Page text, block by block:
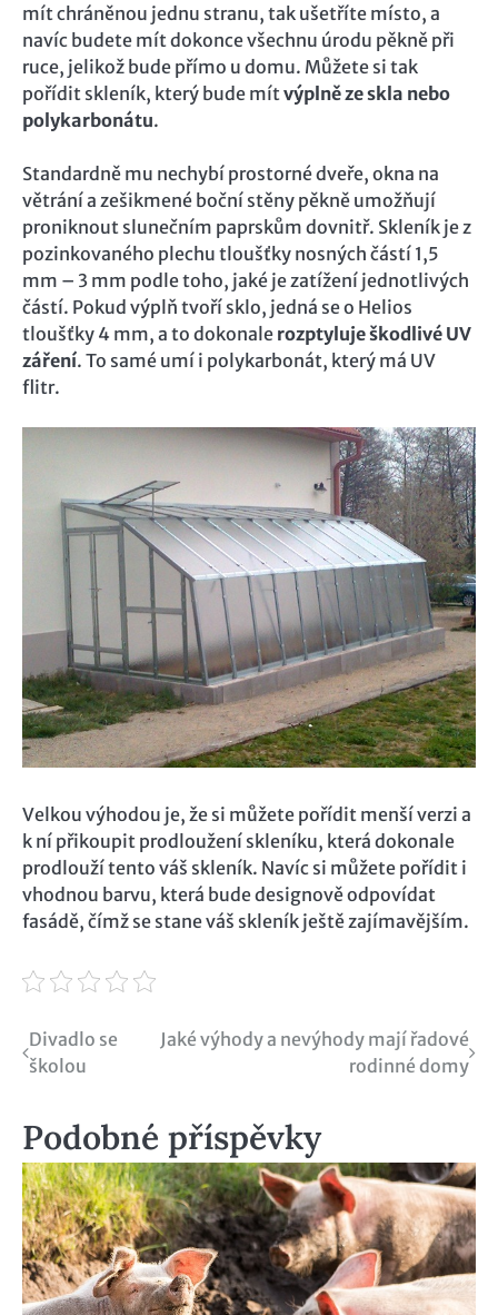
mít chráněnou jednu stranu, tak ušetříte místo, a
navíc budete mít dokonce všechnu úrodu pěkně při
ruce, jelikož bude přímo u domu. Můžete si tak
pořídit skleník, který bude mítvýplně ze skla nebo
polykarbonátu.
Standardně mu nechybí prostorné dveře, okna na
větrání a zešikmené boční stěny pěkně umožňují
proniknout slunečním paprskům dovnitř. Skleník je z
pozinkovaného plechu tloušťky nosných částí 1,5
mm – 3 mm podle toho, jaké je zatížení jednotlivých
částí. Pokud výplň tvoří sklo, jedná se o Helios
tloušťky 4 mm, a to dokonale rozptyluje škodlivé UV
záření. To samé umí i polykarbonát, který má UV
flitr.
Velkou výhodou je, že si můžete pořídit menší verzi a
k ní přikoupit prodloužení skleníku, která dokonale
prodlouží tento váš skleník. Navíc si můžete pořídit i
vhodnou barvu, která bude designově odpovídat
fasádě, čímž se stane váš skleník ještě zajímavějším.
Navigace
pro
příspěvek
Divadlo se
školou
Jaké výhody a nevýhody mají řadové
rodinné domy
Podobné příspěvky